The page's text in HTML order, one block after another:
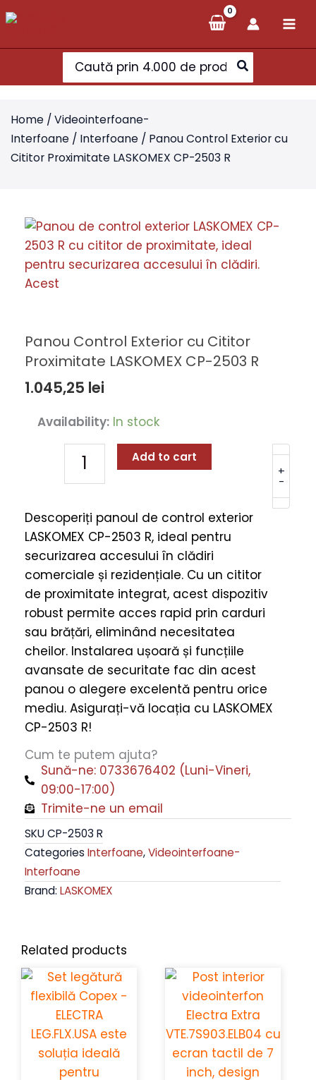
Skip
to
content
Search
for:
Home / Videointerfoane-
Interfoane / Interfoane / Panou Control Exterior cu
Cititor Proximitate LASKOMEX CP-2503 R
Panou Control Exterior cu Cititor
Proximitate LASKOMEX CP-2503 R
1.045,25 lei
Availability: In stock
-
Control
Exterior
Cititor
LASKOMEX
CP-
2503
R
quantity
+
Add to cart
Descoperiți panoul de control exterior
LASKOMEX CP-2503 R, ideal pentru
securizarea accesului în clădiri
comerciale și rezidențiale. Cu un cititor
de proximitate integrat, acest dispozitiv
robust permite acces rapid prin carduri
sau brățări, eliminând necesitatea
cheilor. Instalarea ușoară și funcțiile
avansate de securitate fac din acest
panou o alegere excelentă pentru orice
mediu. Asigurați-vă locația cu LASKOMEX
CP-2503 R!
Cum te putem ajuta?
Sună-ne: 0733676402 (Luni-Vineri,
09:00-17:00)
Trimite-ne un email
SKUCP-2503 R
Categories Interfoane,Videointerfoane-
Interfoane
Brand: LASKOMEX
Related products